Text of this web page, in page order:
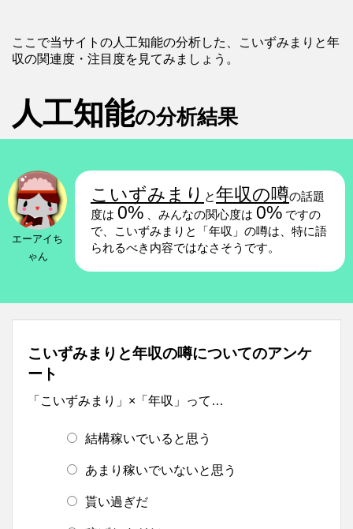
ここで当サイトの人工知能の分析した、こいずみまりと年
収の関連度・注目度を見てみましょう。
人工知能の分析結果
エーアイち
ゃん
こいずみまり と年収の噂の話題
度は 0% 、みんなの関心度は 0% ですの
で、こいずみまりと「年収」の噂は、特に語
られるべき内容ではなさそうです。
こいずみまりと年収の噂についてのアンケ
ート
「こいずみまり」×「年収」って…
結構稼いでいると思う
あまり稼いでいないと思う
貰い過ぎだ